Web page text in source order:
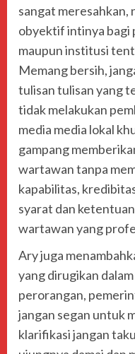
sangat meresahkan,
obyektif intinya bagi
maupun institusi
Memang bersih,
tulisan tulisan yang
tidak melakukan
media media lokal
gampang
wartawan tanpa
kapabilitas,
syarat dan
wartawan yang
Ary juga
yang dirugikan
perorangan,
jangan segan untuk
klarifikasi jangan